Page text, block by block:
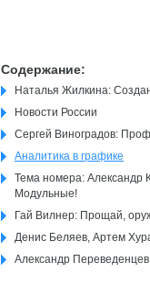
Содержание:
Наталья Жилкина:
Новости России
Сергей Виноградов:
Аналитика в графике
Тема номера: Александр
Модульные!
Гай Вилнер: Прощай,
Денис Беляев, Артем
Александр